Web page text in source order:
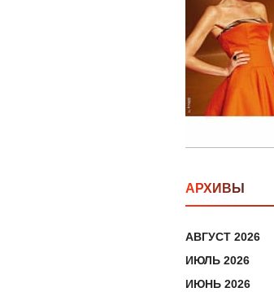
АРХИВЫ
АВГУСТ 2026
ИЮЛЬ 2026
ИЮНЬ 2026